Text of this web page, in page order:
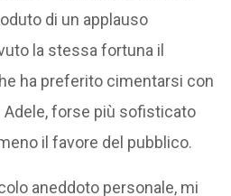
di un applauso
la stessa fortuna il
ha preferito cimentarsi con
Adele, forse più sofisticato
il favore del pubblico.
aneddoto personale, mi